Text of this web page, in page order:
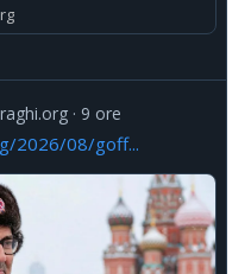
9 ore
2026/08/goff...